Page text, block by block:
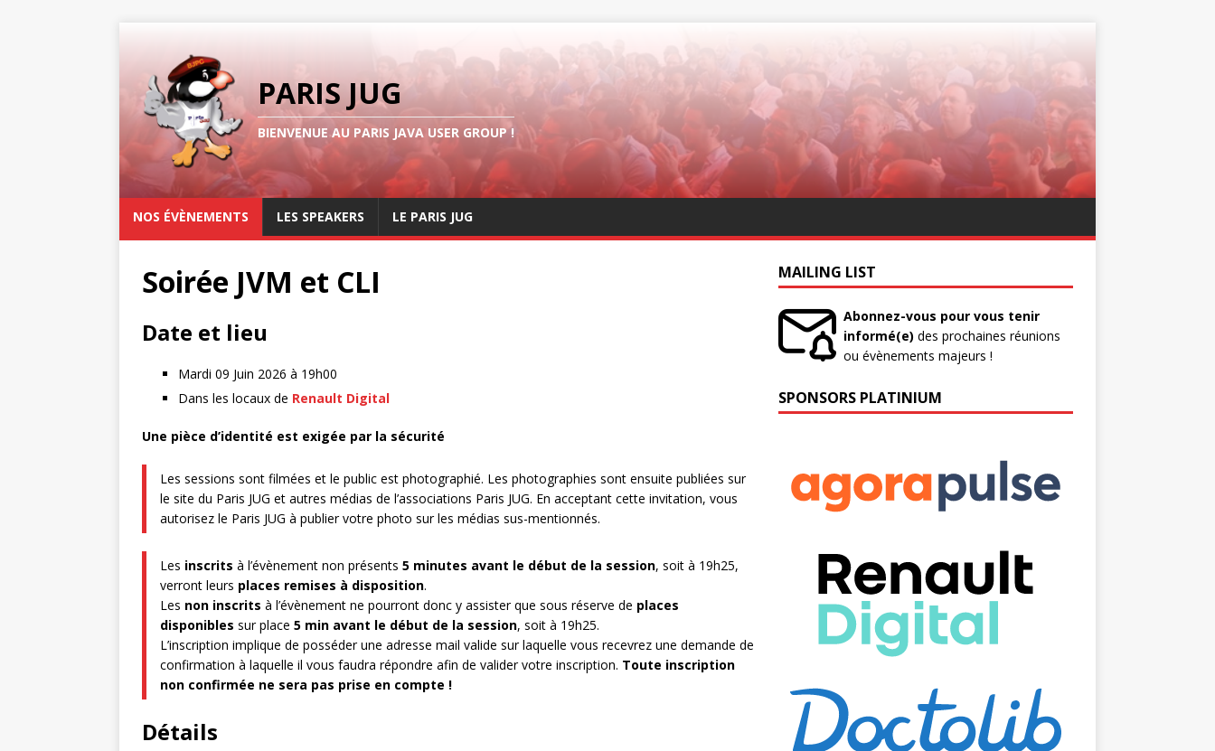
PARIS JUG
BIENVENUE AU PARIS JAVA USER GROUP !
NOS ÉVÈNEMENTS LES SPEAKERS LE PARIS JUG
Soirée JVM et CLI
Date et lieu
Mardi 09 Juin 2026 à 19h00
Dans les locaux de Renault Digital
Une pièce d’identité est exigée par la sécurité
Les sessions sont filmées et le public est photographié. Les photographies sont ensuite publiées sur
le site du Paris JUG et autres médias de l’associations Paris JUG. En acceptant cette invitation, vous
autorisez le Paris JUG à publier votre photo sur les médias sus-mentionnés.
Les inscrits à l’évènement non présents 5 minutes avant le début de la session, soit à 19h25,
verront leurs places remises à disposition.
Les non inscrits à l’évènement ne pourront donc y assister que sous réserve de places
disponibles sur place 5 min avant le début de la session, soit à 19h25.
L’inscription implique de posséder une adresse mail valide sur laquelle vous recevrez une demande de
confirmation à laquelle il vous faudra répondre afin de valider votre inscription. Toute inscription
non confirmée ne sera pas prise en compte !
Détails
MAILING LIST
Abonnez-vous pour vous tenir
informé(e) des prochaines réunions
ou évènements majeurs !
SPONSORS PLATINIUM